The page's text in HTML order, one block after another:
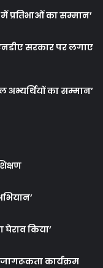
प्रतिभाओं का सम्मान’
सरकार पर लगाए
का सम्मान’
किया’
कार्यक्रम